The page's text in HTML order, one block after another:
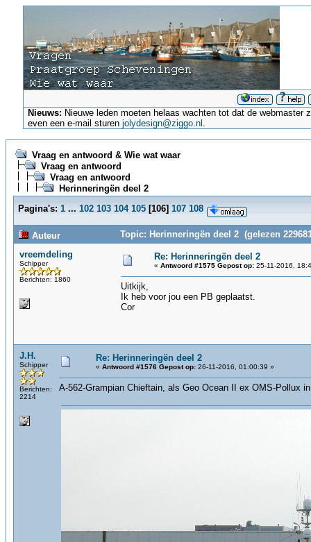
Nieuws: Nieuwe leden moeten helaas wachten tot dat de
even een e-mail sturenjolydesign@ziggo.nl .
Vraag en antwoord & Wie wat waar
Vraag en antwoord
Vraag en antwoord
Herinneringën deel 2
Pagina's: 1 ... 102 103 104 105 [106] 107 108
Auteur
Topic: Herinneringën deel 2 (gelezen
vreemdeling
Schipper
Berichten: 1860
Re: Herinneringën deel 2
« Antwoord #1575 Gepost op: 25-11-2016,
Uitkijk,
Ik heb voor jou een PB geplaatst.
Cor
J.H.
Schipper
Berichten:
2214
Re: Herinneringën deel 2
« Antwoord #1576 Gepost op: 26-11-2016, 01:00:39 »
A-562-Grampian Chieftain, als Geo Ocean II ex OMS-Pollux